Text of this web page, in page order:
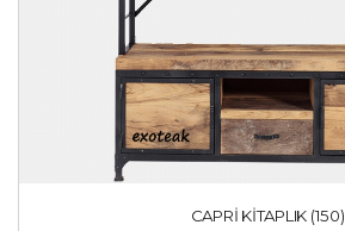
CAPRI KITAPLIK (150)